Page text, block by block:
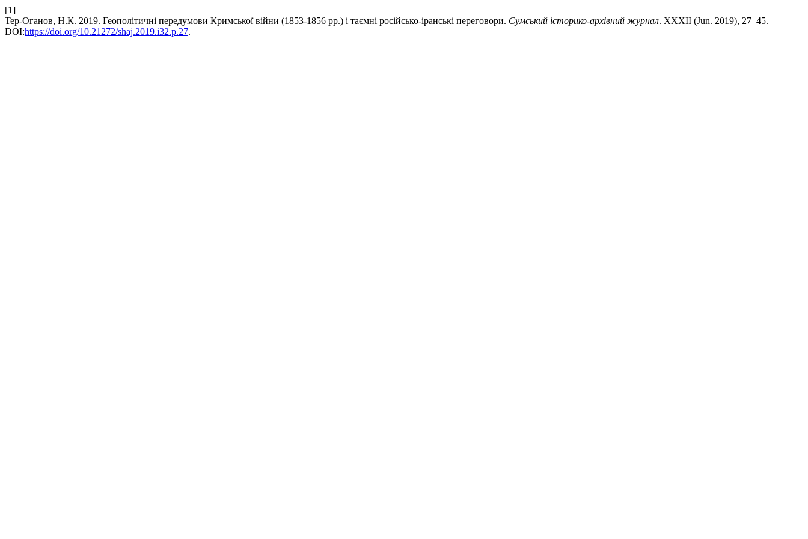
[1]
Тер-Оганов, Н.К. 2019. Геополітичні передумови Кримської війни (1853-1856 рр.) і таємні російсько-іранські переговори. Сумський історико-архівний журнал. XXXII (Jun. 2019), 27–45.
DOI:https://doi.org/10.21272/shaj.2019.i32.p.27.